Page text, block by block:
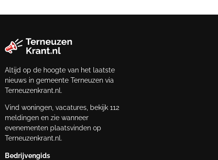
Altijd op de hoogte van het laatste
nieuws in gemeente Terneuzen via
Terneuzenkrant.nl.
Vind woningen, vacatures, bekijk 112
meldingen en zie wanneer
evenementen plaatsvinden op
Terneuzenkrant.nl.
Bedrijvengids